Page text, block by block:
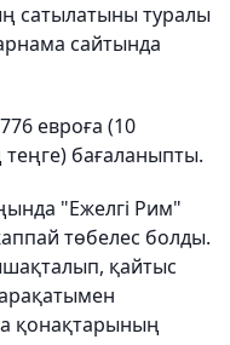
сатылатыны туралы
сайтында
евроға (10
бағаланыпты.
"Ежелгі Рим"
төбелес болды.
қайтыс
қонақтарының